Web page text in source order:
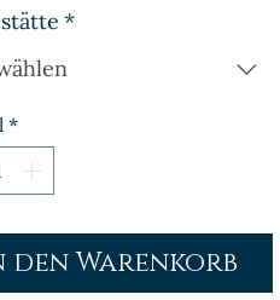
*
*
den Warenkorb